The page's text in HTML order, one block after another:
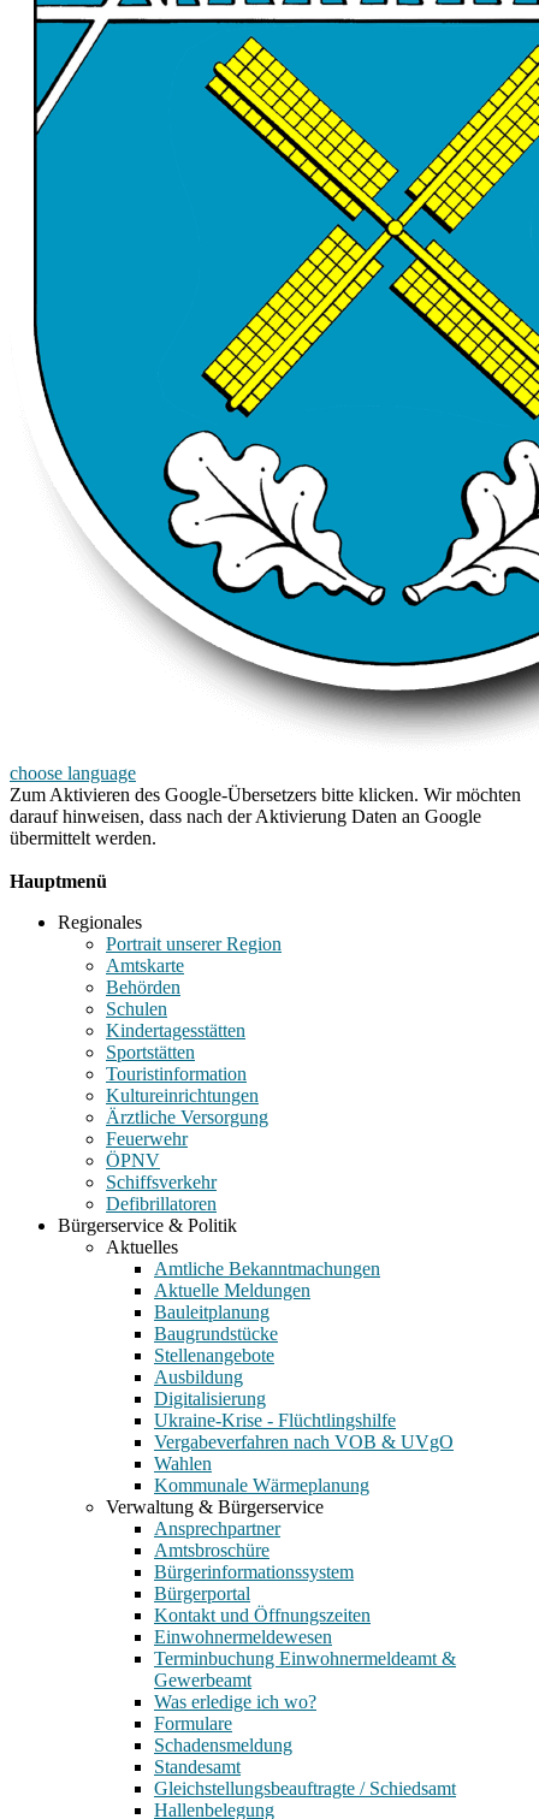
choose language
Zum Aktivieren des Google-Übersetzers bitte klicken. Wir möchten
darauf hinweisen, dass nach der Aktivierung Daten an Google
übermittelt werden.
Hauptmenü
Regionales
Portrait unserer Region
Amtskarte
Behörden
Schulen
Kindertagesstätten
Sportstätten
Touristinformation
Kultureinrichtungen
Ärztliche Versorgung
Feuerwehr
ÖPNV
Schiffsverkehr
Defibrillatoren
Bürgerservice & Politik
Aktuelles
Amtliche Bekanntmachungen
Aktuelle Meldungen
Bauleitplanung
Baugrundstücke
Stellenangebote
Ausbildung
Digitalisierung
Ukraine-Krise - Flüchtlingshilfe
Vergabeverfahren nach VOB & UVgO
Wahlen
Kommunale Wärmeplanung
Verwaltung & Bürgerservice
Ansprechpartner
Amtsbroschüre
Bürgerinformationssystem
Bürgerportal
Kontakt und Öffnungszeiten
Einwohnermeldewesen
Terminbuchung Einwohnermeldeamt &
Gewerbeamt
Was erledige ich wo?
Formulare
Schadensmeldung
Standesamt
Gleichstellungsbeauftragte / Schiedsamt
Hallenbelegung